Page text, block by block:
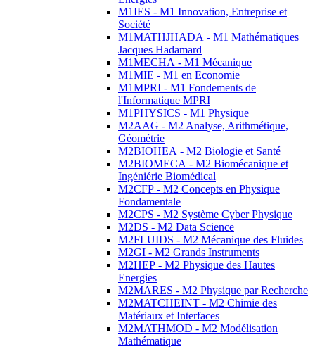
M1IES - M1 Innovation, Entreprise et
Société
M1MATHJHADA - M1 Mathématiques
Jacques Hadamard
M1MECHA - M1 Mécanique
M1MIE - M1 en Economie
M1MPRI - M1 Fondements de
l'Informatique MPRI
M1PHYSICS - M1 Physique
M2AAG - M2 Analyse, Arithmétique,
Géométrie
M2BIOHEA - M2 Biologie et Santé
M2BIOMECA - M2 Biomécanique et
Ingéniérie Biomédical
M2CFP - M2 Concepts en Physique
Fondamentale
M2CPS - M2 Système Cyber Physique
M2DS - M2 Data Science
M2FLUIDS - M2 Mécanique des Fluides
M2GI - M2 Grands Instruments
M2HEP - M2 Physique des Hautes
Energies
M2MARES - M2 Physique par Recherche
M2MATCHEINT - M2 Chimie des
Matériaux et Interfaces
M2MATHMOD - M2 Modélisation
Mathématique